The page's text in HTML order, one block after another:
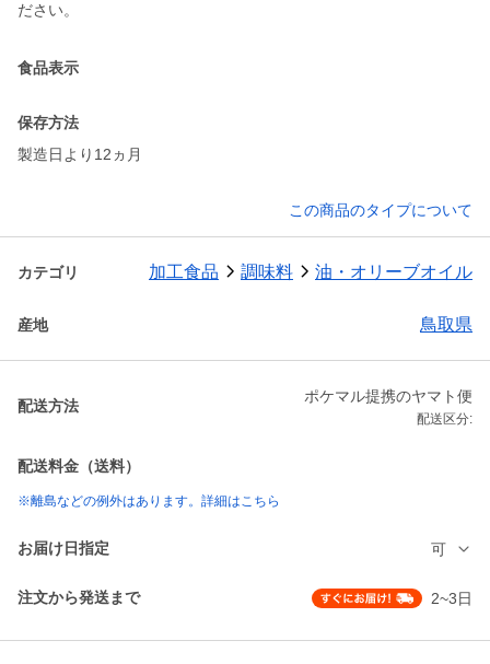
ださい。
食品表示
保存方法
製造日より12ヵ月
この商品のタイプについて
カテゴリ 加工食品 調味料 油・オリーブオイル
産地 鳥取県
配送方法
ポケマル提携のヤマト便
配送区分:
配送料金（送料）
※離島などの例外はあります。詳細はこちら
お届け日指定 可
注文から発送まで 2~3日